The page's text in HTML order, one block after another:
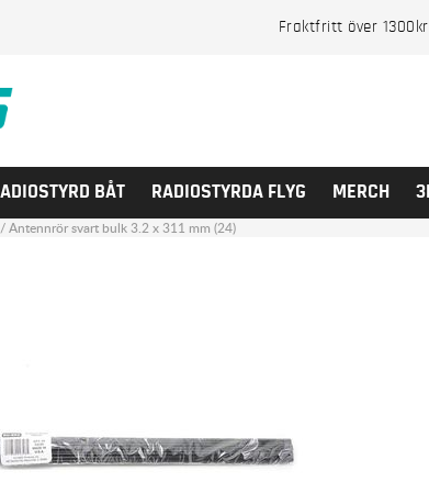
Fraktfritt över
BÅT RADIOSTYRDA FLYG MERCH
Antennrör svart bulk 3.2 x 311 mm (24)